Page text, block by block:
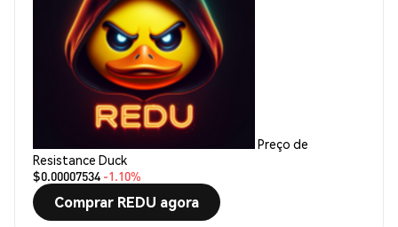
Preço de
Resistance Duck
$0.00007534 -1.10%
Comprar REDU agora